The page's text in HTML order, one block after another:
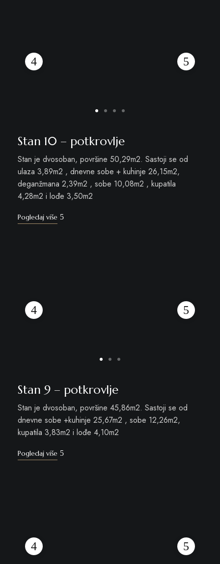
Stan 10 – potkrovlje
Stan je dvosoban, površine 50,29m2. Sastoji se od
ulaza 3,89m2 , dnevne sobe + kuhinje 26,15m2,
deganžmana 2,39m2 , sobe 10,08m2 , kupatila
4,28m2 i lođe 3,50m2
Pogledaj više
Stan 9 – potkrovlje
Stan je dvosoban, površine 45,86m2. Sastoji se od
dnevne sobe +kuhinje 25,67m2 , sobe 12,26m2,
kupatila 3,83m2 i lođe 4,10m2
Pogledaj više